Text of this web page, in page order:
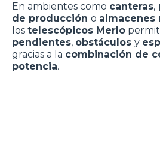
En ambientes como canteras,
de producción o almacenes
los telescópicos Merlo
pendientes, obstáculos y
gracias a la combinación de
potencia.